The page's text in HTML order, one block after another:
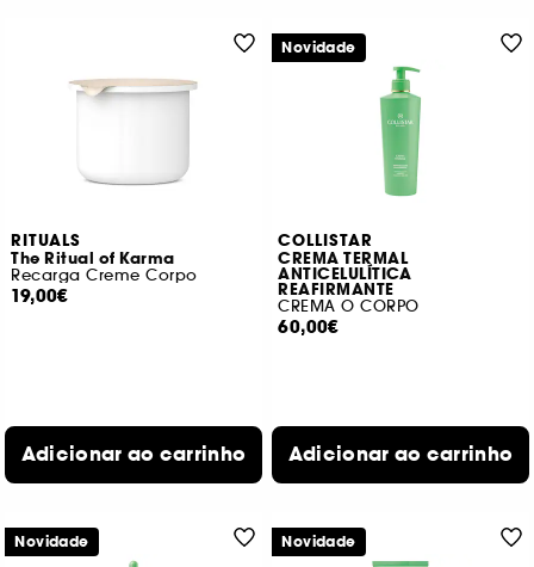
RITUALS
The Ritual of Karma
Recarga Creme Corpo
19,00€
Adicionar ao carrinho
COLLISTAR
CREMA TERMAL
ANTICELULÍTICA
REAFIRMANTE
CREMA O CORPO
60,00€
Adicionar ao carrinho
Novidade
Novidade Novidade